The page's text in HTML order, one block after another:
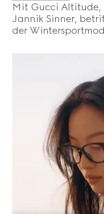
Mit Gucci Altitude,
Jannik Sinner,
der